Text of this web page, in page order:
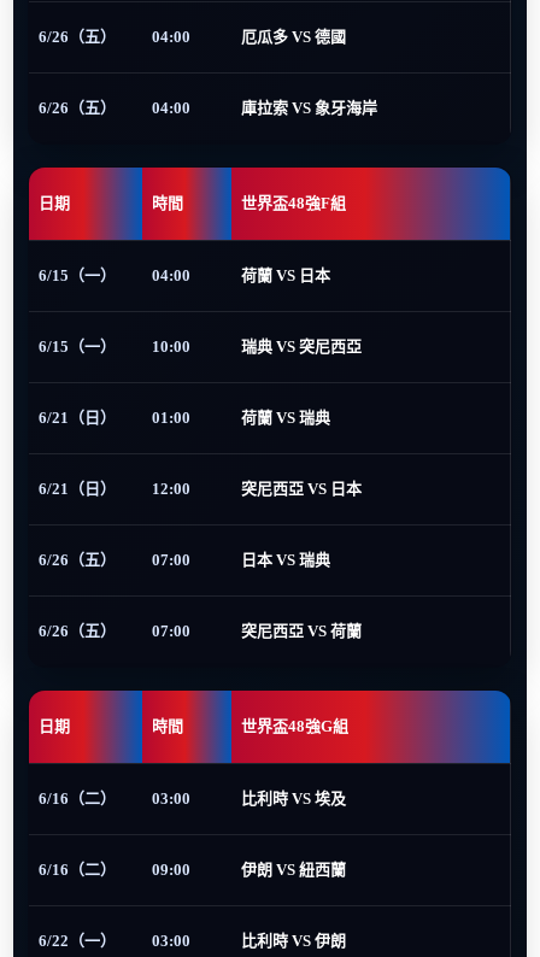
6/26（五） 04:00 厄瓜多 VS 德國
6/26（五） 04:00 庫拉索 VS 象牙海岸
日期 時間 世界盃48強F組
6/15（一） 04:00 荷蘭 VS 日本
6/15（一） 10:00 瑞典 VS 突尼西亞
6/21（日） 01:00 荷蘭 VS 瑞典
6/21（日） 12:00 突尼西亞 VS 日本
6/26（五） 07:00 日本 VS 瑞典
6/26（五） 07:00 突尼西亞 VS 荷蘭
日期 時間 世界盃48強G組
6/16（二） 03:00 比利時 VS 埃及
6/16（二） 09:00 伊朗 VS 紐西蘭
6/22（一） 03:00 比利時 VS 伊朗